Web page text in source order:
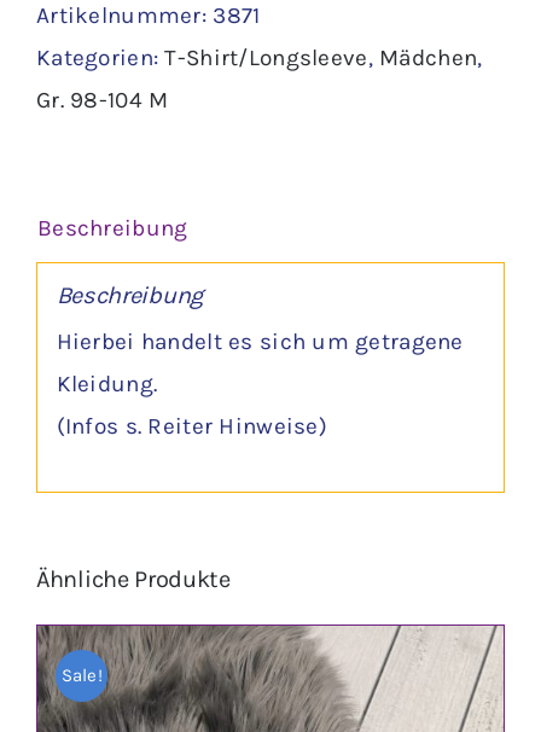
104
Menge
Artikelnummer: 3871
Kategorien:T-Shirt/Longsleeve, Mädchen,
Gr. 98-104 M
Beschreibung
Beschreibung
Hierbei handelt es sich um getragene
Kleidung.
(Infos s. Reiter Hinweise)
Ähnliche Produkte
Sale!